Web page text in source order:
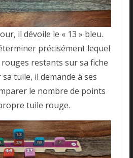
il dévoile le « 13 » bleu.
précisément lequel
restants sur sa fiche
sa tuile, il demande à ses
le nombre de points
tuile rouge.